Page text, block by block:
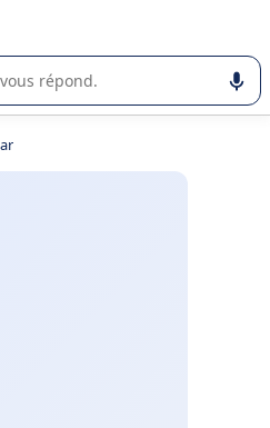
l'utilisation ou la sélection de